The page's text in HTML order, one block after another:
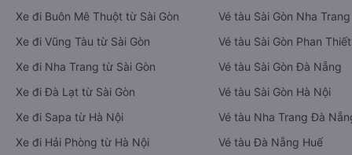
Xe đi Buôn Mê Thuột từ Sài Gòn
Xe đi Vũng Tàu từ Sài Gòn
Xe đi Nha Trang từ Sài Gòn
Xe đi Đà Lạt từ Sài Gòn
Xe đi Sapa từ Hà Nội
Xe đi Hải Phòng từ Hà Nội
Vé tàu Sài Gòn Nha Trang
Vé tàu Sài Gòn Phan Thiết
Vé tàu Sài Gòn Đà Nẵng
Vé tàu Sài Gòn Hà Nội
Vé tàu Nha Trang Đà
Vé tàu Đà Nẵng Huế